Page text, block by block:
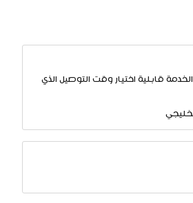
قابلية اختيار وقت التوصيل الذي